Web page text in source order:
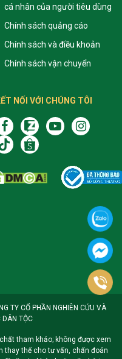
cá nhân của người tiêu dùng
Chính sách quảng cáo
Chính sách và điều khoản
Chính sách vận chuyển
NỐI VỚI CHÚNG TÔI
TY CỔ PHẦN NGHIÊN CỨU VÀ
DÂN TỘC
tham khảo; không được xem
thay thế cho tư vấn, chẩn đoán